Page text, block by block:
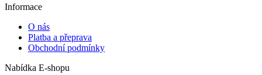
Informace
O nás
Platba a přeprava
Obchodní podmínky
Nabídka E-shopu